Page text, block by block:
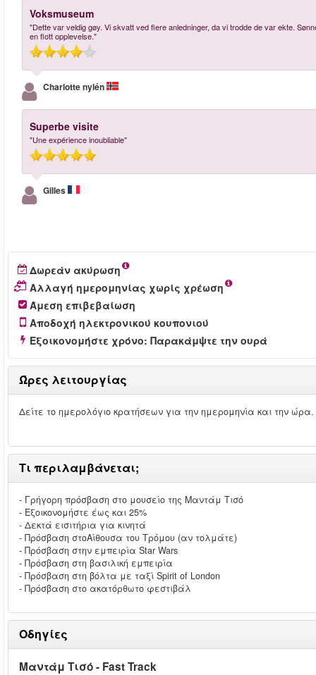
Voksmuseum
"Dette var veldig gøy. Vi skvatt ved flere anledninger, da vi trodde de var ekte.
en flott opplevelse."
Charlotte nylén
Superbe visite
"Une expérience inoubliable"
Gilles
Δωρεάν ακύρωση
Αλλαγή ημερομηνίας χωρίς χρέωση
Άμεση επιβεβαίωση
Αποδοχή ηλεκτρονικού κουπονιού
Εξοικονομήστε χρόνο: Παρακάμψτε την ουρά
Ώρες λειτουργίας
Δείτε το ημερολόγιο κρατήσεων για την ημερομηνία και την ώρα.
Τι περιλαμβάνεται;
- Γρήγορη πρόσβαση στο μουσείο της Μαντάμ Τισό
- Εξοικονομήστε έως και 25%
- Δεκτά εισιτήρια για κινητά
- Πρόσβαση στοΑίθουσα του Τρόμου (αν τολμάτε)
- Πρόσβαση στην εμπειρία Star Wars
- Πρόσβαση στη βασιλική εμπειρία
- Πρόσβαση στη βόλτα με ταξί Spirit of London
- Πρόσβαση στο ακατόρθωτο φεστιβάλ
Οδηγίες
Μαντάμ Τισό - Fast Track